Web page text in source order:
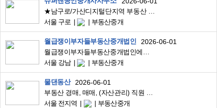
서울 구로
부동산중개
월급쟁이부자들부동산중개법인
2026-06-01
서울 강남
부동산중개
물댄동산
2026-06-01
서울 전지역
부동산중개